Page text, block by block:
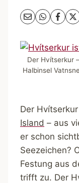
Der Hvítserkur
Halbinsel
Der
Island – aus
er schon
Seezeichen?
Festung aus
trifft zu. Der